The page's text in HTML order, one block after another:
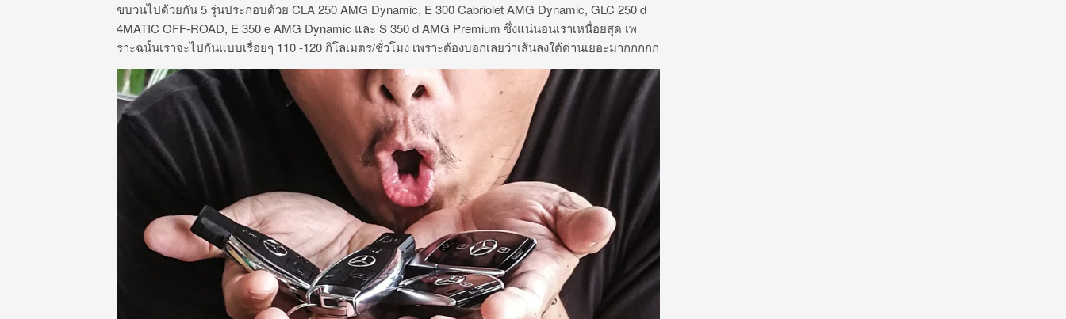
ขบวนไปด้วยกัน 5 รุ่นประกอบด้วย CLA 250 AMG Dynamic, E 300 Cabriolet AMG Dynamic, GLC 250 d
4MATIC OFF-ROAD, E 350 e AMG Dynamic และ S 350 d AMG Premium ซึ่งแน่นอนเราเหนื่อยสุด เพ
ราะฉนั้นเราจะไปกันแบบเรื่อยๆ 110 -120 กิโลเมตร/ชั่วโมง เพราะต้องบอกเลยว่าเส้นลงใต้ด่านเยอะมากกกกก